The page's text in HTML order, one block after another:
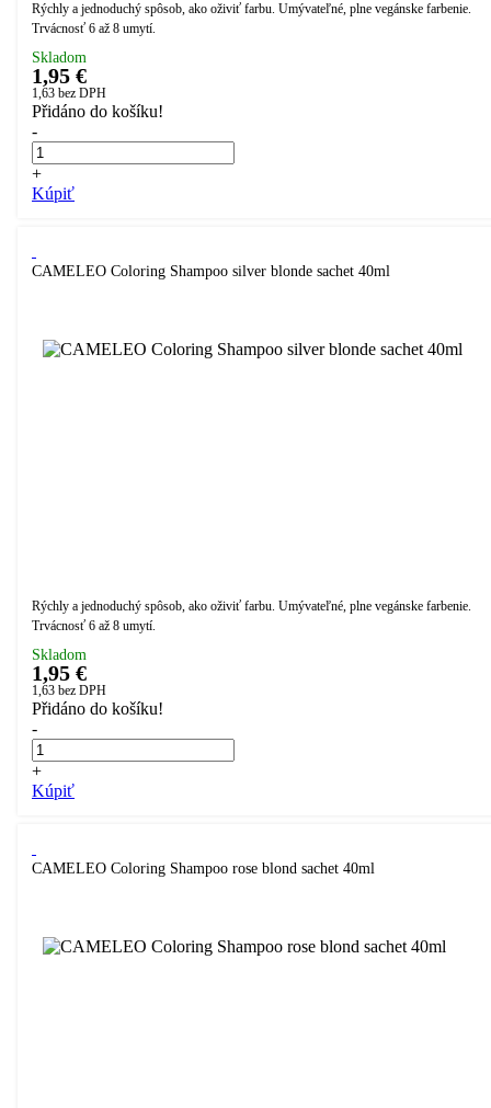
Rýchly a jednoduchý spôsob, ako oživiť farbu. Umývateľné, plne vegánske farbenie.
Trvácnosť 6 až 8 umytí.
Skladom
1,95 €
1,63 bez DPH
Přidáno do košíku!
-
+
Kúpiť
CAMELEO Coloring Shampoo silver blonde sachet 40ml
Rýchly a jednoduchý spôsob, ako oživiť farbu. Umývateľné, plne vegánske farbenie.
Trvácnosť 6 až 8 umytí.
Skladom
1,95 €
1,63 bez DPH
Přidáno do košíku!
-
+
Kúpiť
CAMELEO Coloring Shampoo rose blond sachet 40ml